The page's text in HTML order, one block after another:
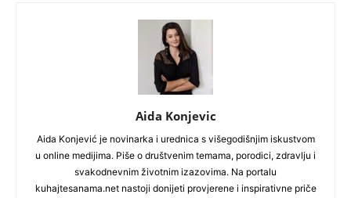
Aida Konjevic
Aida Konjević je novinarka i urednica s višegodišnjim iskustvom
u online medijima. Piše o društvenim temama, porodici, zdravlju i
svakodnevnim životnim izazovima. Na portalu
kuhajtesanama.net nastoji donijeti provjerene i inspirativne priče